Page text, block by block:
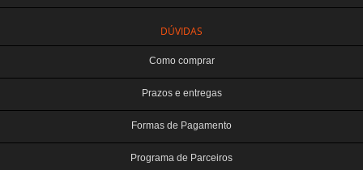
DÚVIDAS
Como comprar
Prazos e entregas
Formas de Pagamento
Programa de Parceiros